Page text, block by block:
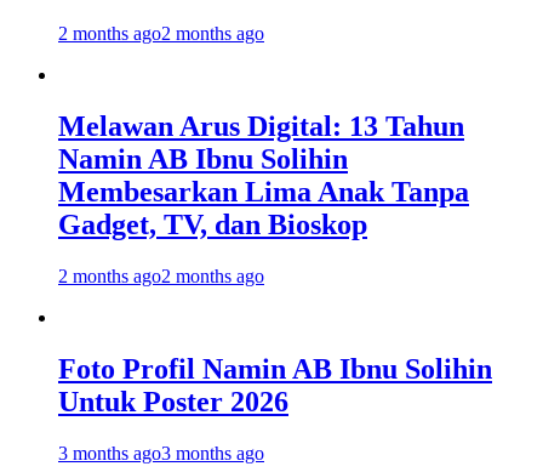
2 months ago2 months ago
Melawan Arus Digital: 13 Tahun
Namin AB Ibnu Solihin
Membesarkan Lima Anak Tanpa
Gadget, TV, dan Bioskop
2 months ago2 months ago
Foto Profil Namin AB Ibnu Solihin
Untuk Poster 2026
3 months ago3 months ago